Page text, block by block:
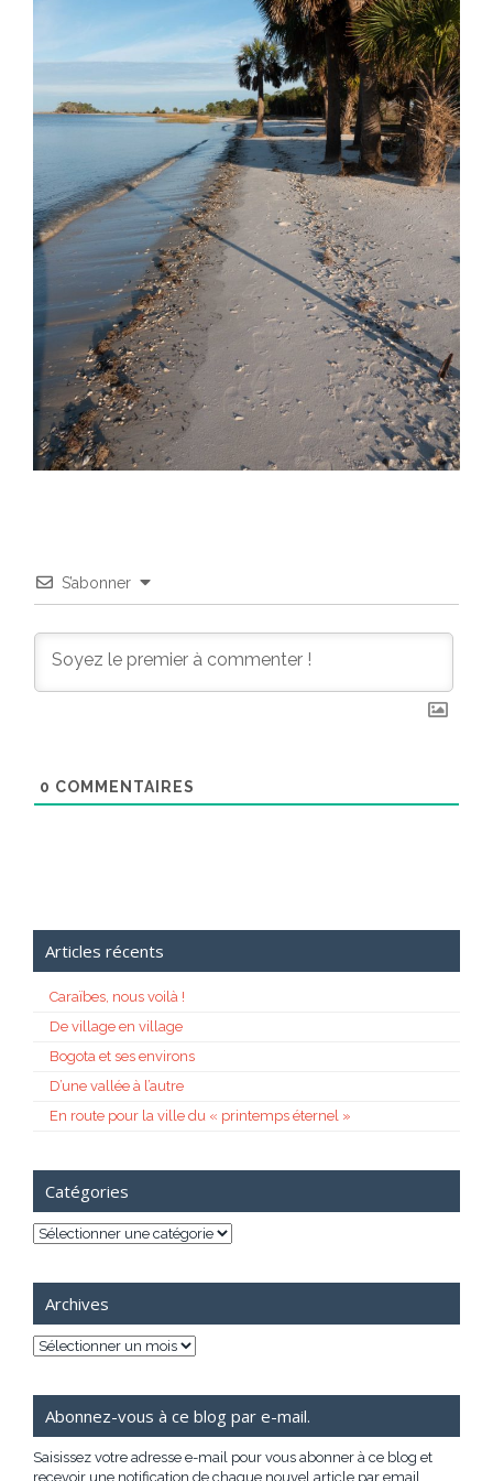
S’abonner
0 COMMENTAIRES
Articles récents
Caraïbes, nous voilà !
De village en village
Bogota et ses environs
D’une vallée à l’autre
En route pour la ville du « printemps éternel »
Catégories
Catégories
Archives
Archives
Abonnez-vous à ce blog par e-mail.
Saisissez votre adresse e-mail pour vous abonner à ce blog et
recevoir une notification de chaque nouvel article par email.